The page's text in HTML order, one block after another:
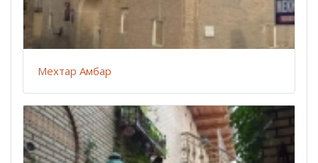
Мехтар Амбар